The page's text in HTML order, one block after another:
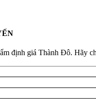
định giá Thành Đô. Hãy